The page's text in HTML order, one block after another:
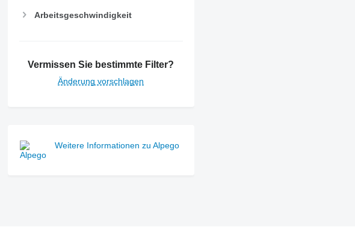
Arbeitsgeschwindigkeit
Vermissen Sie bestimmte Filter?
Änderung vorschlagen
Weitere Informationen zu Alpego